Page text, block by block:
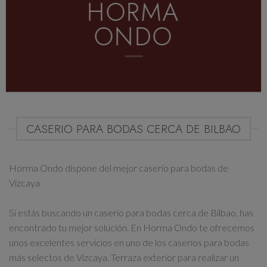
HORMA
ONDO
CASERIO PARA BODAS CERCA DE BILBAO
Horma Ondo dispone del mejor caserío para bodas de
Vizcaya
Si estás buscando un caserío para bodas cerca de Bilbao, has
encontrado tu mejor solución. En Horma Ondo te ofrecemos
unos excelentes servicios en uno de los caserios para bodas
más selectos de Vizcaya. Terraza exterior para realizar un